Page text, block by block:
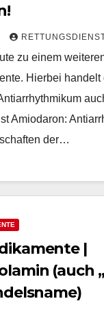
zu einem
Hierbei handelt
Amiodaron:
der…
|
(auch